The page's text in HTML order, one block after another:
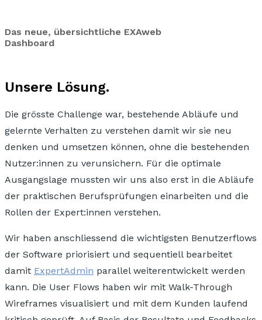
Das neue, übersichtliche EXAweb
Dashboard
Unsere Lösung.
Die grösste Challenge war, bestehende Abläufe und
gelernte Verhalten zu verstehen damit wir sie neu
denken und umsetzen können, ohne die bestehenden
Nutzer:innen zu verunsichern. Für die optimale
Ausgangslage mussten wir uns also erst in die Abläufe
der praktischen Berufsprüfungen einarbeiten und die
Rollen der Expert:innen verstehen.
Wir haben anschliessend die wichtigsten Benutzerflows
der Software priorisiert und sequentiell bearbeitet
damit ExpertAdmin parallel weiterentwickelt werden
kann. Die User Flows haben wir mit Walk-Through
Wireframes visualisiert und mit dem Kunden laufend